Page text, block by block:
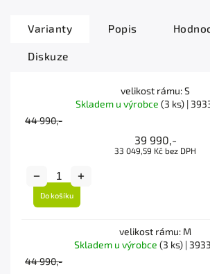
Varianty Popis
Diskuze
velikost rámu: S
Skladem u výrobce (3 ks) |
44 990,-
39 990,-
33 049,59 Kč bez DPH
Do košíku
velikost rámu: M
Skladem u výrobce (3 ks) |
44 990,-